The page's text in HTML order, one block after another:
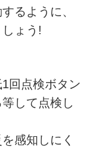
るように、
ょう!
回点検ボタン
して点検し
感知しにく